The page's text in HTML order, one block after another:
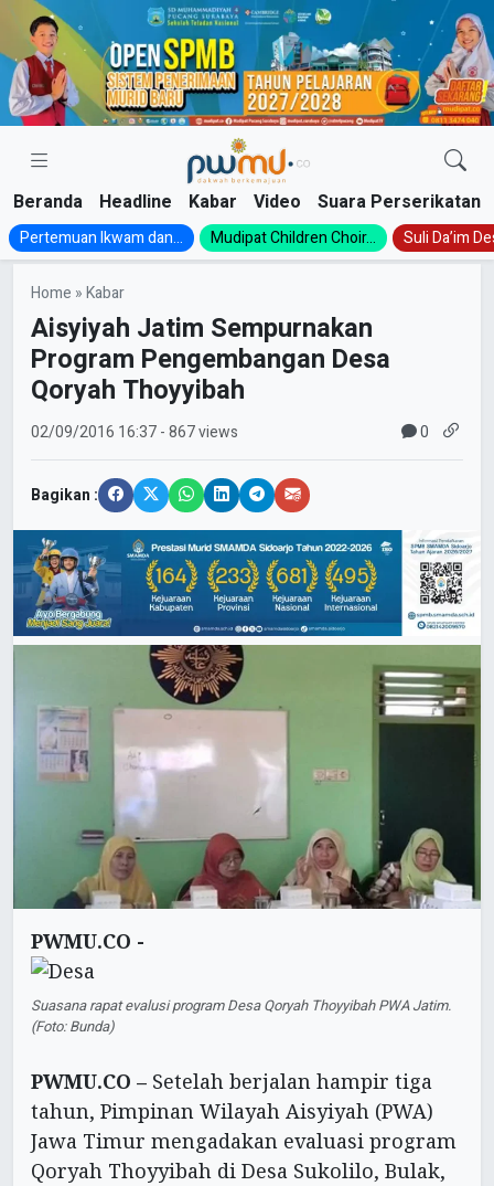
Skip
content
Beranda Headline Kabar Video Suara Perserikatan
Pertemuan Ikwam dan... Mudipat Children Choir... Suli Da’im
Home »Kabar
Aisyiyah Jatim Sempurnakan
Program Pengembangan Desa
Qoryah Thoyyibah
02/09/2016 16:37- 867 views 0
Bagikan :
PWMU.CO -
Suasana rapat evalusi program Desa Qoryah Thoyyibah PWA Jatim.
(Foto: Bunda)
PWMU.CO – Setelah berjalan hampir tiga
tahun, Pimpinan Wilayah Aisyiyah (PWA)
Jawa Timur mengadakan evaluasi program
Qoryah Thoyyibah di Desa Sukolilo, Bulak,